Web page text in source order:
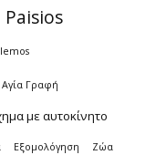
Paisios
Αγία Γραφή
με αυτοκίνητο
Εξομολόγηση Ζώα